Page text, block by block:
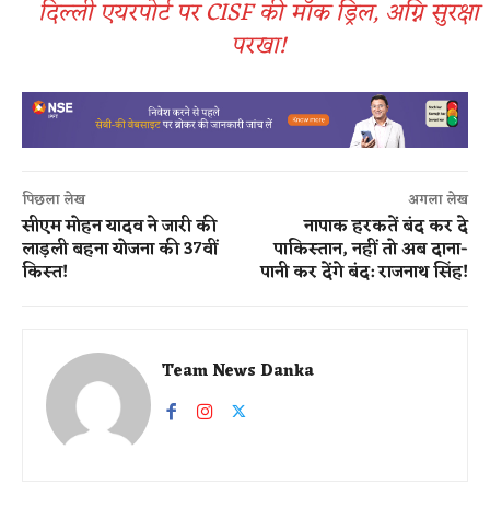
दिल्ली एयरपोर्ट पर CISF की मॉक ड्रिल, अग्नि सुरक्षा
परखा!
पिछला लेख
सीएम मोहन यादव ने जारी की
लाड़ली बहना योजना की 37वीं
किस्त!
अगला लेख
नापाक हरकतें बंद कर दे
पाकिस्तान, नहीं तो अब दाना-
पानी कर देंगे बंद: राजनाथ सिंह!
Team News Danka